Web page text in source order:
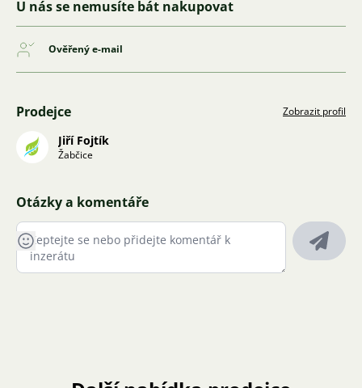
U nás se nemusíte bát nakupovat
Ověřený e-mail
Prodejce Zobrazit profil
Jiří Fojtík
Žabčice
Otázky a komentáře